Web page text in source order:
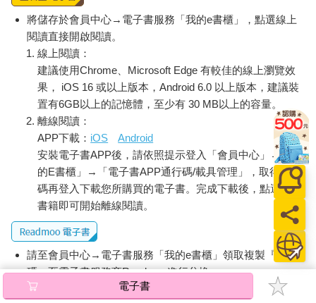
將儲存於會員中心→電子書服務「我的e書櫃」，點選線上
閱讀直接開啟閱讀。
線上閱讀：
建議使用Chrome、Microsoft Edge 有較佳的線上瀏覽效
果， iOS 16 或以上版本，Android 6.0 以上版本，建議裝
置有6GB以上的記憶體，至少有 30 MB以上的容量。
離線閱讀：
APP下載： iOS
Android
安裝電子書APP後，請依照提示登入「會員中心」→「我
的E書櫃」→「電子書APP通行碼/載具管理」，取得通行
碼再登入下載您所購買的電子書。完成下載後，點選任一
書籍即可開始離線閱讀。
請至會員中心→電子書服務「我的e書櫃」領取複製『兌換
碼』至電子書服務商Readmoo進行兌換。
退換貨須知：
電子書